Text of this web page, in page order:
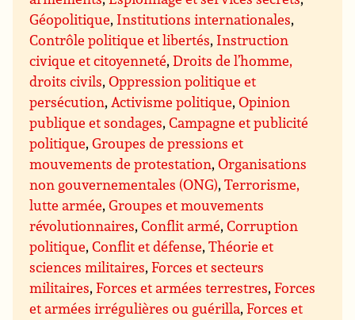
Géopolitique, Institutions internationales,
Contrôle politique et libertés, Instruction
civique et citoyenneté,Droits de l’homme,
droits civils,Oppression politique et
persécution,Activisme politique,Opinion
publique et sondages,Campagne et publicité
politique,Groupes de pressions et
mouvements de protestation,Organisations
non gouvernementales (ONG),Terrorisme,
lutte armée,Groupes et mouvements
révolutionnaires,Conflit armé,Corruption
politique,Conflit et défense,Théorie et
sciences militaires,Forces et secteurs
militaires,Forces et armées terrestres,Forces
et armées irrégulières ou guérilla,Forces et